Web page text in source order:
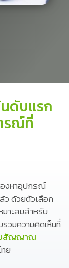
ดับแรก
รณ์ที่
งหาอุปกรณ์
ว ด้วยตัวเลือก
มาะสมสำหรับ
วมความคิดเห็นที่
สัญญาณ
ย